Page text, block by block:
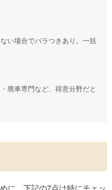
い場合でバラつきあり。一括
廃車専門など、得意分野だと
に、下記の7点は特にチェッ